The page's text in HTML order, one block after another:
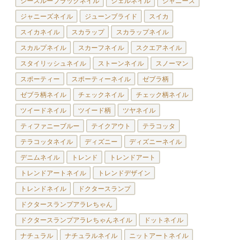
ジャニーズネイル ジューンブライド スイカ
スイカネイル スカラップ スカラップネイル
スカルプネイル スカーフネイル スクエアネイル
スタイリッシュネイル ストーンネイル スノーマン
スポーティー スポーティーネイル ゼブラ柄
ゼブラ柄ネイル チェックネイル チェック柄ネイル
ツイードネイル ツイード柄 ツヤネイル
ティファニーブルー テイクアウト テラコッタ
テラコッタネイル ディズニー ディズニーネイル
デニムネイル トレンド トレンドアート
トレンドアートネイル トレンドデザイン
トレンドネイル ドクタースランプ
ドクタースランプアラレちゃん
ドクタースランプアラレちゃんネイル ドットネイル
ナチュラル ナチュラルネイル ニットアートネイル